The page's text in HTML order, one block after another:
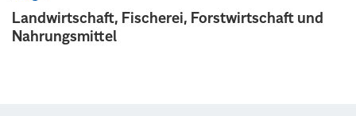
Landwirtschaft, Fischerei, Forstwirtschaft und
Nahrungsmittel